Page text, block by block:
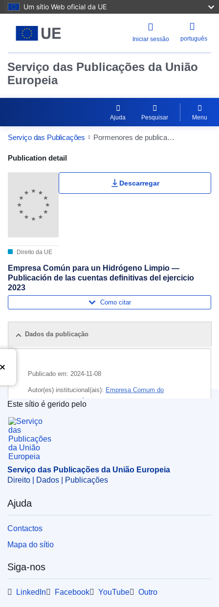
Um sítio Web oficial da UE
Iniciar sessão português
Serviço das Publicações da União
Europeia
Ajuda Pesquisar Menu
Serviço das Publicações Pormenores de publicação
Publication Detail Actions Portlet
Publication detail
Direito da UE
Descarregar
Empresa Común para un Hidrógeno Limpio —
Publicación de las cuentas definitivas del ejercicio
2023
Como citar
Dados da publicação
Publicado em: 2024-11-08
Autor(es) institucional(ais): Empresa Comum do
Hidrogénio Limpo(Órgão e agência UE
Tema:
CELEX : 52024XX06508
ELI :
OJ : C_202406508
Mostrar todos os números desta coleção
Serviço das Publicações da União Europeia
Este sítio é gerido pelo
Serviço das Publicações da União Europeia
Direito | Dados | Publicações
Ajuda
Contactos
Mapa do sítio
Siga-nos
LinkedIn Facebook YouTube Outro